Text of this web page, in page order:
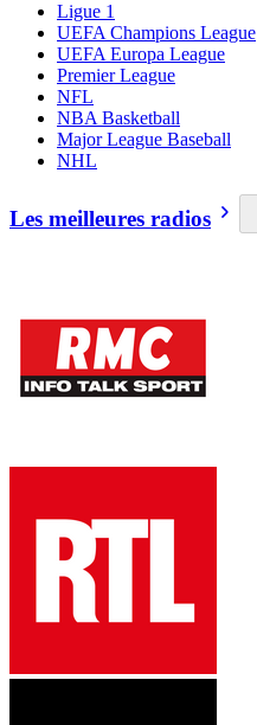
Ligue 1
UEFA Champions League
UEFA Europa League
Premier League
NFL
NBA Basketball
Major League Baseball
NHL
Les meilleures radios